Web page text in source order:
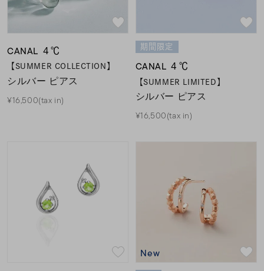
CANAL ４℃
【SUMMER COLLECTION】
シルバー ピアス
¥16,500(tax in)
期間限定
CANAL ４℃
【SUMMER LIMITED】
シルバー ピアス
¥16,500(tax in)
New